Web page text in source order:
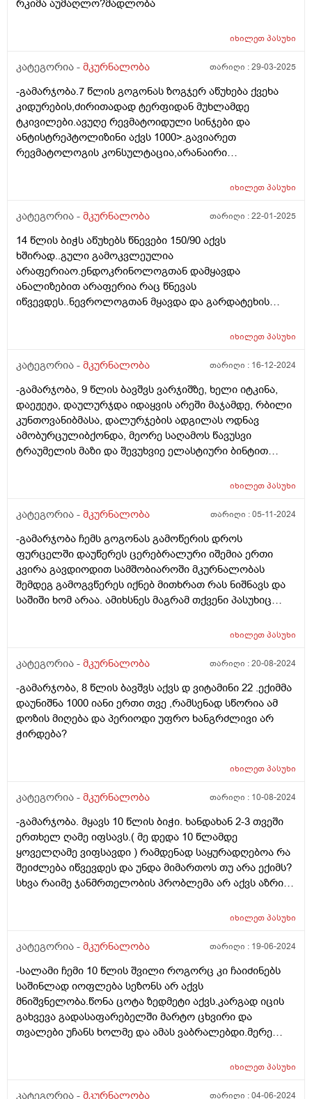
მიმაართულებით წავიდე?
რკიმა აუმაღლო?მადლობა
იხილეთპასუხი
კატეგორია - მკურნალობა თარიღი :29-03-2025
-გამარჯობა.7 წლის გოგონას ზოგჯერ აწუხება ქვეხა
კიდურების,ძირითადად ტერფიდან მუხლამდე
ტკივილები.ავუღე რევმატოიდული სინჯები და
ანტისტრეპტოლიზინი აქვს 1000>.გავიარეთ
რევმატოლოგის კონსულტაცია,არანაირი
ანტისტრეპტოლისზინის მაღალი მაჩვენებელი
და ტკივილები ფეხებში-ზრდის ტკივილებად
რიგზეა.თუმცა მე მაინც მაწუხებს
ანტისტრეპტოლიზინის ეს მაჩვენებელი და როგორ
მოვიქცე? რა პროფილია ექიმი გვჭირდება? ვფიქრობ
ოტორალინგოლოგის კონსულტაციას თუმცა ყელი
ჩირქოვანი არ აქვს და არ ავადობს ხოლმე.გთხოვთ
ანტისტრეპტოლიზინის ეს მაჩვენებელი და სად ვეძიო
იხილეთპასუხი
კატეგორია - მკურნალობა თარიღი :22-01-2025
14 წლის ბიჭს აწუხებს წნევები 150/90 აქვს
ხშირად..გული გამოკვლეულია
არაფერიაო.ენდოკრინოლოგთან დამყავდა
ანალიზებით არაფერია რაც წნევას
იწვევდეს..ნევროლოგთან მყავდა და გარდატეხის
და რა იქნება მიზეზი ან რისი ექიმთან მივიყვანო
ჰიპერტენზიული .
იხილეთპასუხი
კატეგორია - მკურნალობა თარიღი : 16-12-2024
-გამარჯობა, 9 წლის ბავშვს ვარჯიშზე, ხელი იტკინა,
დაეჟეჟა, დაულურჯდა იდაყვის არეში მაჯამდე, რბილი
კუნთოვანიბმასა, დალურჯების ადგილას ოდნავ
ამობურცულიბქონდა, მეორე საღამოს წავუსვი
ტრაუმელის მაზი და შევუხვიე ელასტიური ბინტით
დილით 9 საათზე ხელის მტვენი ქონდა შეშუპებული,
შეშუპება, როგორ მოვიქცეთ? ფერი შეცვლილი არა
შეკვრა ოდნავ უჭირს
იხილეთპასუხი
კატეგორია - მკურნალობა თარიღი :05-11-2024
-გამარჯობა ჩემს გოგონას გამოწერის დროს
ფურცელში დაუწერეს ცერებრალური იშემია ერთი
კვირა გავდიოდით სამშობიაროში მკურნალობას
შემდეგ გამოგვწერეს იქნებ მითხრათ რას ნიშნავს და
საშიში ხომ არაა. ამიხსნეს მაგრამ თქვენი პასუხიც
იხილეთპასუხი
კატეგორია - მკურნალობა თარიღი :20-08-2024
-გამარჯობა, 8 წლის ბავშვს აქვს დ ვიტამინი 22 .ექიმმა
დაუნიშნა 1000 იანი ერთი თვე ,რამსენად სწორია ამ
დოზის მიღება და პერიოდი უფრო ხანგრძლივი არ
ჭირდება?
იხილეთპასუხი
კატეგორია - მკურნალობა თარიღი : 10-08-2024
-გამარჯობა. მყავს 10 წლის ბიჭი. ხანდახან 2-3 თვეში
ერთხელ ღამე იფსავს.( მე დედა 10 წლამდე
ყოველღამე ვიფსავდი ) რამდენად საყურადღებოა რა
შეიძლება იწვევდეს და უნდა მიმართოს თუ არა ექიმს?
სხვა რაიმე ჯანმრთელობის პრობლემა არ აქვს აზრის
შეიძლება გენეტიკური იყოს? მე ყოველდღე მქონდა ეგ
მაინც დისკომფორტს უქმნის
იხილეთპასუხი
კატეგორია - მკურნალობა თარიღი : 19-06-2024
-სალამი ჩემი 10 წლის შვილი როგორც კი ჩაიძინებს
საშინლად იოფლება სეზონს არ აქვს
მნიშვნელობა.წონა ცოტა ზედმეტი აქვს.კარგად იცის
გახვევა გადასაფარებელში მარტო ცხვირი და
თვალები უჩანს ხოლმე და ამას ვაბრალებდი.მერე
და გადასაფარებლის გარეშე და არ აქვს ოფლი ანუ
იხილეთპასუხი
კატეგორია - მკურნალობა თარიღი :04-06-2024